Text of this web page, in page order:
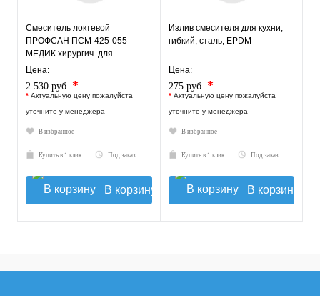
Смеситель локтевой
ПРОФСАН ПСМ-425-055
МЕДИК хирургич. для
раковины тип См-УмОЛЦБА,
См-МЛЦБА (1/10),
Цена:
2 530 руб. *
* Актуальную цену пожалуйста
уточните у менеджера
В избранное
Купить в 1 клик Под заказ
В корзину
Излив смесителя для кухни,
гибкий, сталь, EPDM
Цена:
275 руб. *
* Актуальную цену пожалуйста
уточните у менеджера
В избранное
Купить в 1 клик Под заказ
В корзину